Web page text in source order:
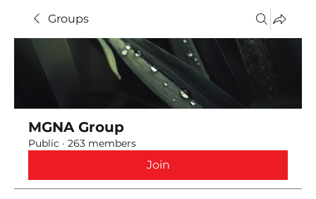
Groups
MGNA Group
Public · 263 members
Join